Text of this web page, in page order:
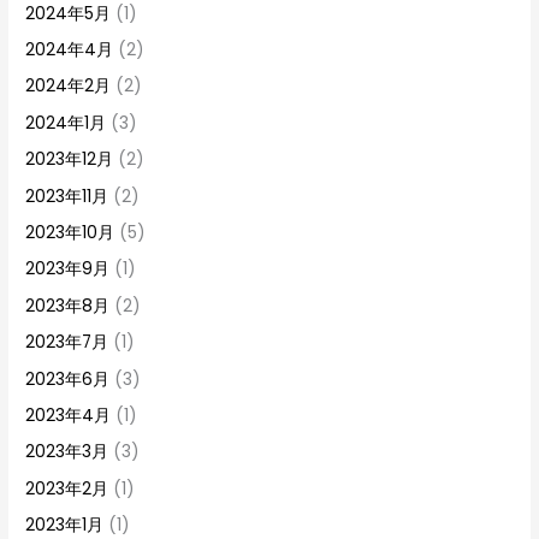
2024年5月 (1)
2024年4月 (2)
2024年2月 (2)
2024年1月 (3)
2023年12月 (2)
2023年11月 (2)
2023年10月 (5)
2023年9月 (1)
2023年8月 (2)
2023年7月 (1)
2023年6月 (3)
2023年4月 (1)
2023年3月 (3)
2023年2月 (1)
2023年1月 (1)